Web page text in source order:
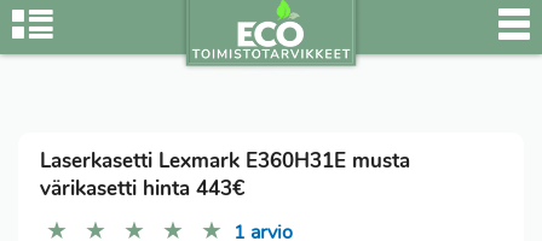
Laserkasetti Lexmark E360H31E musta
värikasetti hinta 443€
★ ★ ★ ★ ★ 1 arvio